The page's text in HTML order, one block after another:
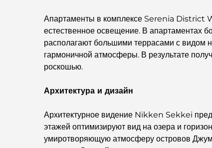
Апартаменты в комплексе Serenia District
естественное освещение. В апартаментах
располагают большими террасами с видом
гармоничной атмосферы. В результате
роскошью.
Архитектура и дизайн
Архитектурное видение Nikken Sekkei
этажей оптимизируют вид на озера и
умиротворяющую атмосферу островов